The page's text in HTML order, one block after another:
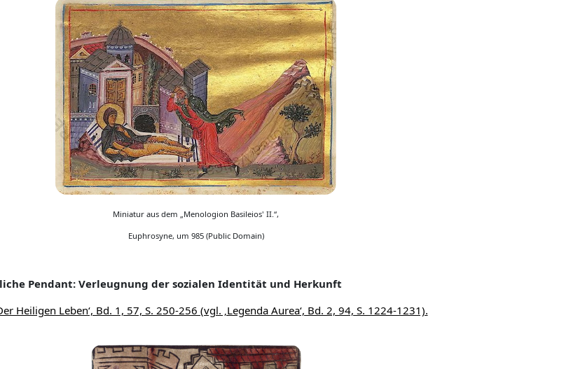
Miniatur aus dem „Menologion Basileios' II.“,
Euphrosyne, um 985 (Public Domain)
Pendant: Verleugnung der sozialen Identität und Herkunft
Heiligen Leben‘, Bd. 1, 57, S. 250-256 (vgl. ‚Legenda Aurea‘, Bd. 2, 94, S. 1224-1231).